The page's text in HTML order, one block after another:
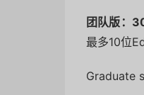
团队版：
最多10位
Graduate